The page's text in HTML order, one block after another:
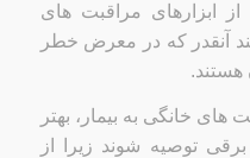
ابزارهای مراقبت های
آنقدر که در معرض خطر
هستند.
خانگی به بیمار، بهتر
توصیه شوند زیرا از